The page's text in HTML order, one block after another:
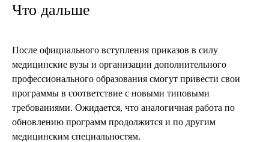
Что дальше
После официального вступления приказов в силу
медицинские вузы и организации дополнительного
профессионального образования смогут привести свои
программы в соответствие с новыми типовыми
требованиями. Ожидается, что аналогичная работа по
обновлению программ продолжится и по другим
медицинским специальностям.